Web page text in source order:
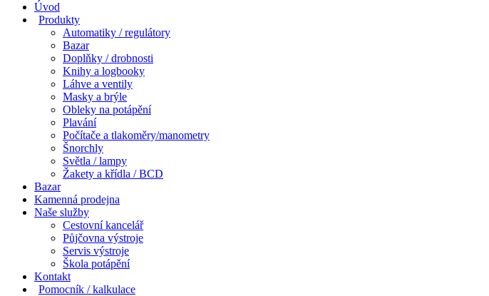
Úvod
Produkty
Automatiky / regulátory
Bazar
Doplňky / drobnosti
Knihy a logbooky
Láhve a ventily
Masky a brýle
Obleky na potápění
Plavání
Počítače a tlakoměry/manometry
Šnorchly
Světla / lampy
Žakety a křídla / BCD
Bazar
Kamenná prodejna
Naše služby
Cestovní kancelář
Půjčovna výstroje
Servis výstroje
Škola potápění
Kontakt
Pomocník / kalkulace